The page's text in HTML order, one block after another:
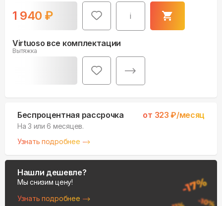
1 940 ₽ i
Virtuoso все комплектации
Вытяжка
Беспроцентная рассрочка от 323 ₽/месяц
На 3 или 6 месяцев.
Узнать подробнее
Нашли дешевле?
Мы снизим цену!
Узнать подробнее